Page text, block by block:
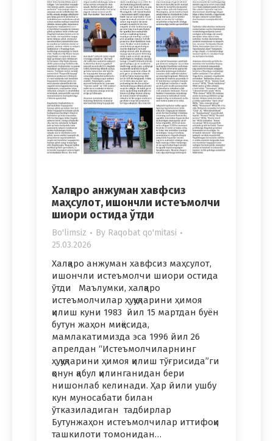
Халқаро анжуман хавфсиз
маҳсулот, ишончли истеъмолчи
шиори остида ўтди
Bo'limsiz By Raqobat qo'mitasi
25.03.2026
Халқаро анжуман хавфсиз маҳсулот,
ишончли истеъмолчи шиори остида
ўтди Маълумки, халқаро
истеъмолчилар ҳуқуқларини ҳимоя
қилиш куни 1983 йил 15 мартдан буён
бутун жаҳон миқёсида,
мамлакатимизда эса 1996 йил 26
апрелдан “Истеъмолчиларнинг
ҳуқуқларини ҳимоя қилиш тўғрисида”ги
қонун қабул қилинганидан бери
нишонлаб келинади. Ҳар йили ушбу
кун муносабати билан
ўтказиладиган тадбирлар
Бутунжаҳон истеъмолчилар иттифоқи
ташкилоти томонидан…